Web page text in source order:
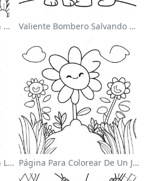
Página Para Colorear De Un Unicornio Mágico En Un Arcoíris Valiente Bombero Salvando Un Gato Para Colorear
Página Para Colorear De Un Lindo Conejo De Pascua Página Para Colorear De Un Jardín De Flores Coloridas